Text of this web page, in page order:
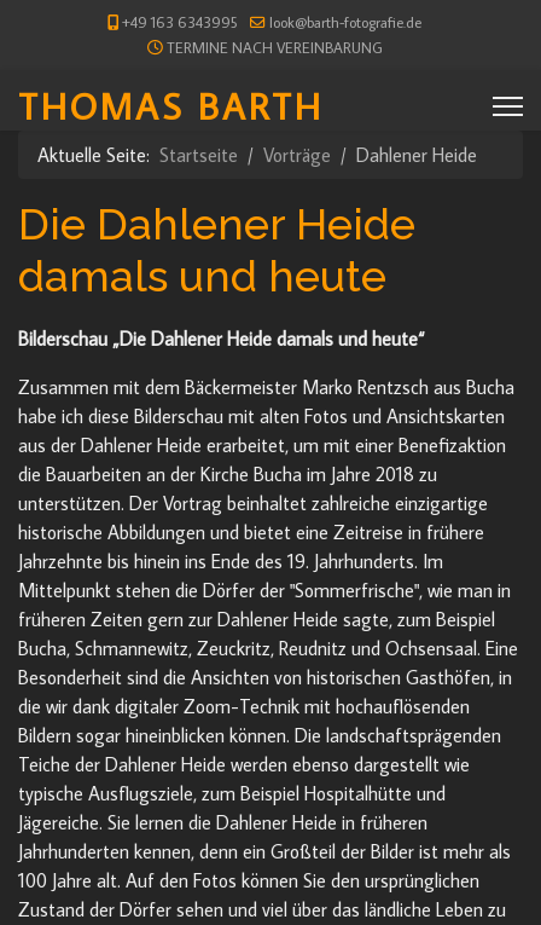
+49 163 6343995
look@barth-fotografie.de
TERMINE NACH VEREINBARUNG
THOMAS BARTH
Aktuelle Seite: Startseite Vorträge Dahlener Heide
Die Dahlener Heide
damals und heute
Bilderschau „Die Dahlener Heide damals und heute“
Zusammen mit dem Bäckermeister Marko Rentzsch aus Bucha
habe ich diese Bilderschau mit alten Fotos und Ansichtskarten
aus der Dahlener Heide erarbeitet, um mit einer Benefizaktion
die Bauarbeiten an der Kirche Bucha im Jahre 2018 zu
unterstützen. Der Vortrag beinhaltet zahlreiche einzigartige
historische Abbildungen und bietet eine Zeitreise in frühere
Jahrzehnte bis hinein ins Ende des 19. Jahrhunderts. Im
Mittelpunkt stehen die Dörfer der "Sommerfrische", wie man in
früheren Zeiten gern zur Dahlener Heide sagte, zum Beispiel
Bucha, Schmannewitz, Zeuckritz, Reudnitz und Ochsensaal. Eine
Besonderheit sind die Ansichten von historischen Gasthöfen, in
die wir dank digitaler Zoom-Technik mit hochauflösenden
Bildern sogar hineinblicken können. Die landschaftsprägenden
Teiche der Dahlener Heide werden ebenso dargestellt wie
typische Ausflugsziele, zum Beispiel Hospitalhütte und
Jägereiche. Sie lernen die Dahlener Heide in früheren
Jahrhunderten kennen, denn ein Großteil der Bilder ist mehr als
100 Jahre alt. Auf den Fotos können Sie den ursprünglichen
Zustand der Dörfer sehen und viel über das ländliche Leben zu